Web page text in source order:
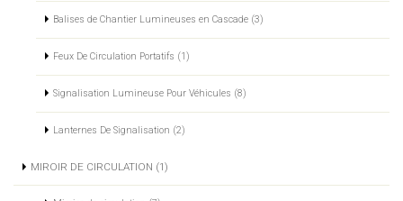
Balises de Chantier Lumineuses en Cascade (3)
Feux De Circulation Portatifs (1)
Signalisation Lumineuse Pour Véhicules (8)
Lanternes De Signalisation (2)
MIROIR DE CIRCULATION (1)